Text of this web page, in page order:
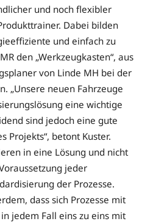
und noch flexibler
Dabei bilden
und einfach zu
den „Werkzeugkasten“, aus
von Linde MH bei der
„Unsere neuen Fahrzeuge
eine wichtige
sind jedoch eine gute
Projekts“, betont Kuster.
in eine Lösung und nicht
jeder
der Prozesse.
dass sich Prozesse mit
jedem Fall eins zu eins mit